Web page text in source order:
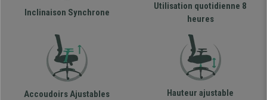
Inclinaison Synchrone
Utilisation quotidienne 8
heures
Accoudoirs Ajustables Hauteur ajustable